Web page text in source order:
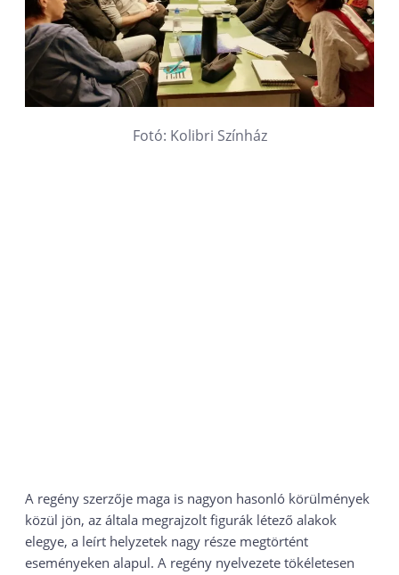
Fotó: Kolibri Színház
A regény szerzője maga is nagyon hasonló körülmények
közül jön, az általa megrajzolt figurák létező alakok
elegye, a leírt helyzetek nagy része megtörtént
eseményeken alapul. A regény nyelvezete tökéletesen